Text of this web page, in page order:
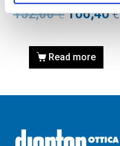
152,00€ 106,40€
Read more